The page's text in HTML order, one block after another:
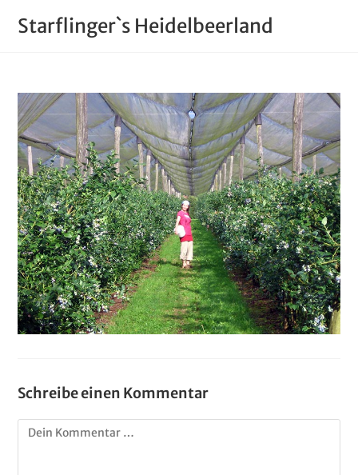
Starflinger`s Heidelbeerland
Schreibe einen Kommentar